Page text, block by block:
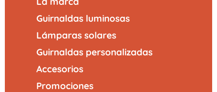
Guirnaldas luminosas
Lámparas solares
Guirnaldas personalizadas
Accesorios
Promociones